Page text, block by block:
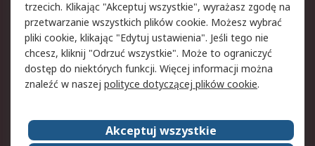
Bezpieczeństwo e-
maila
Polityka dotycząca
plików cookie
Polityka prywatności
Użytkowanie witryny
Zastrzeżenia prawne
Warunki Sprzedaży
Kontakt
trzecich. Klikając "Akceptuj wszystkie", wyrażasz zgodę na
przetwarzanie wszystkich plików cookie. Możesz wybrać
pliki cookie, klikając "Edytuj ustawienia". Jeśli tego nie
chcesz, kliknij "Odrzuć wszystkie". Może to ograniczyć
dostęp do niektórych funkcji. Więcej informacji można
znaleźć w naszej polityce dotyczącej plików cookie.
Akceptuj wszystkie